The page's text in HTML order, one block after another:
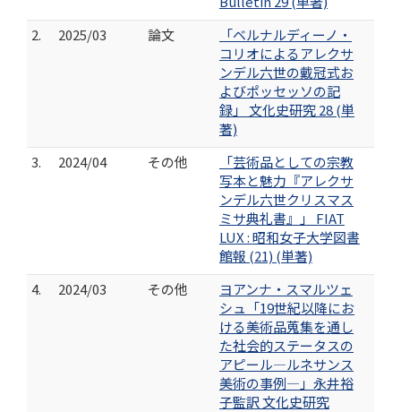
2.
2025/03 論文
「ベルナルディーノ・
コリオによるアレクサ
ンデル六世の戴冠式お
よびポッセッソの記
録」 文化史研究 28 (単
著)
3.
2024/04 その他
「芸術品としての宗教
写本と魅力『アレクサ
ンデル六世クリスマス
ミサ典礼書』」 FIAT
LUX : 昭和女子大学図書
館報 (21) (単著)
4.
2024/03 その他
ヨアンナ・スマルツェ
シュ「19世紀以降にお
ける美術品蒐集を通し
た社会的ステータスの
アピール—ルネサンス
美術の事例—」永井裕
子監訳 文化史研究